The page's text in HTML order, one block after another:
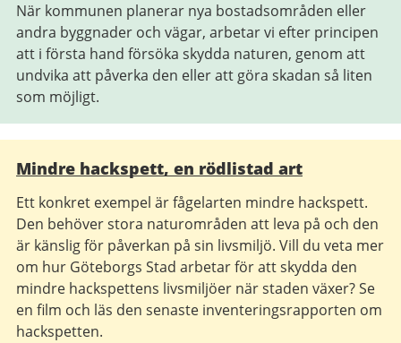
När kommunen planerar nya bostadsområden eller
andra byggnader och vägar, arbetar vi efter principen
att i första hand försöka skydda naturen, genom att
undvika att påverka den eller att göra skadan så liten
som möjligt.
Mindre hackspett, en rödlistad art
Ett konkret exempel är fågelarten mindre hackspett.
Den behöver stora naturområden att leva på och den
är känslig för påverkan på sin livsmiljö. Vill du veta mer
om hur Göteborgs Stad arbetar för att skydda den
mindre hackspettens livsmiljöer när staden växer? Se
en film och läs den senaste inventeringsrapporten om
hackspetten.